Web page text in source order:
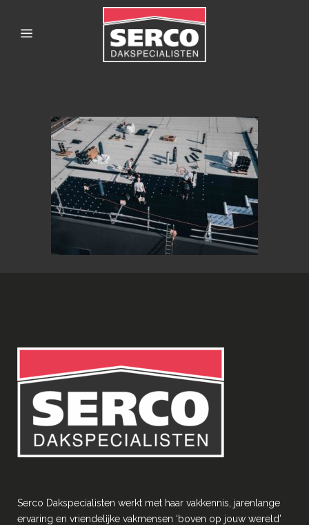
Serco Dakspecialisten werkt met haar vakkennis, jarenlange
ervaring en vriendelĳke vakmensen ‘boven op jouw wereld’